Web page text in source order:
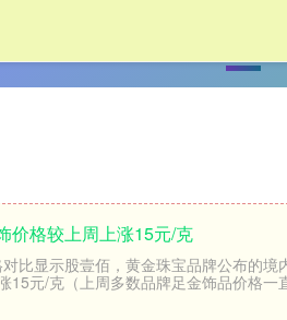
价格较上周上涨15元/克
比显示股壹佰，黄金珠宝品牌公布的境
15元/克（上周多数品牌足金饰品价格一